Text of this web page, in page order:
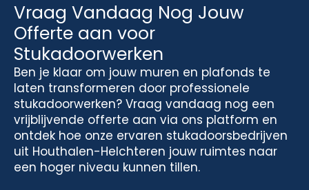
Vraag Vandaag Nog Jouw
Offerte aan voor
Stukadoorwerken
Ben je klaar om jouw muren en plafonds te
laten transformeren door professionele
stukadoorwerken? Vraag vandaag nog een
vrijblijvende offerte aan via ons platform en
ontdek hoe onze ervaren stukadoorsbedrijven
uit Houthalen-Helchteren jouw ruimtes naar
een hoger niveau kunnen tillen.